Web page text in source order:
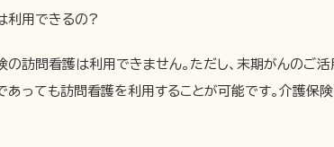
利用できるの?
の訪問看護は利用できません。ただし、末期がんのご
あっても訪問看護を利用することが可能です。介護保